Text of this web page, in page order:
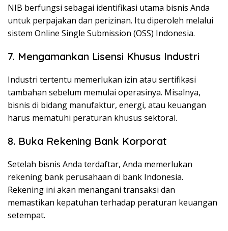
NIB berfungsi sebagai identifikasi utama bisnis Anda
untuk perpajakan dan perizinan. Itu diperoleh melalui
sistem Online Single Submission (OSS) Indonesia.
7. Mengamankan Lisensi Khusus Industri
Industri tertentu memerlukan izin atau sertifikasi
tambahan sebelum memulai operasinya. Misalnya,
bisnis di bidang manufaktur, energi, atau keuangan
harus mematuhi peraturan khusus sektoral.
8. Buka Rekening Bank Korporat
Setelah bisnis Anda terdaftar, Anda memerlukan
rekening bank perusahaan di bank Indonesia.
Rekening ini akan menangani transaksi dan
memastikan kepatuhan terhadap peraturan keuangan
setempat.